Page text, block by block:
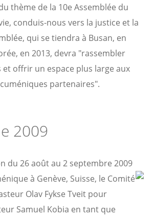
thème de la 10e Assemblée du
conduis-nous vers la justice et la
qui se tiendra à Busan, en
en 2013, devra "rassembler
et offrir un espace plus large aux
partenaires".
2009
du 26 août au 2 septembre 2009
à Genève, Suisse, le Comité
Olav Fykse Tveit pour
Samuel Kobia en tant que